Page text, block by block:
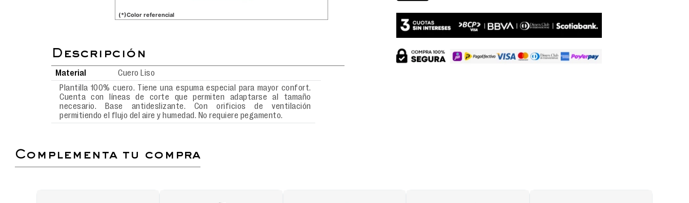
(*)Color referencial
Plantilla 100% cuero. Tiene una espuma especial para mayor confort.
Cuenta con líneas de corte que permiten adaptarse al tamaño
necesario. Base antideslizante. Con orificios de ventilación
permitiendo el flujo del aire y humedad. No requiere pegamento.
Material Cuero Liso
complementa tu compra